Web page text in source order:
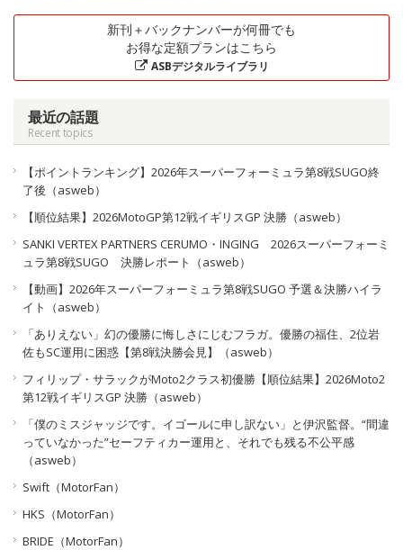
新刊＋バックナンバーが何冊でも
お得な定額プランはこちら
ASBデジタルライブラリ
最近の話題
Recent topics
【ポイントランキング】2026年スーパーフォーミュラ第8戦SUGO終
了後（asweb）
【順位結果】2026MotoGP第12戦イギリスGP 決勝（asweb）
SANKI VERTEX PARTNERS CERUMO・INGING 2026スーパーフォーミ
ュラ第8戦SUGO 決勝レポート（asweb）
【動画】2026年スーパーフォーミュラ第8戦SUGO 予選＆決勝ハイラ
イト（asweb）
「ありえない」幻の優勝に悔しさにじむフラガ。優勝の福住、2位岩
佐もSC運用に困惑【第8戦決勝会見】（asweb）
フィリップ・サラックがMoto2クラス初優勝【順位結果】2026Moto2
第12戦イギリスGP 決勝（asweb）
「僕のミスジャッジです。イゴールに申し訳ない」と伊沢監督。“間違
っていなかった”セーフティカー運用と、それでも残る不公平感
（asweb）
Swift（MotorFan）
HKS（MotorFan）
BRIDE（MotorFan）